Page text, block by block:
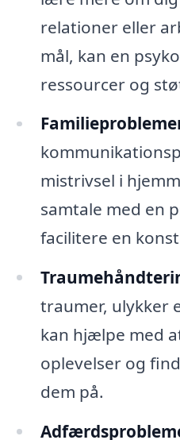
relationer eller
mål, kan en
ressourcer og
mistrivsel i
samtale med en
facilitere en
traumer, ulykker
kan hjælpe med
oplevelser og
dem på.